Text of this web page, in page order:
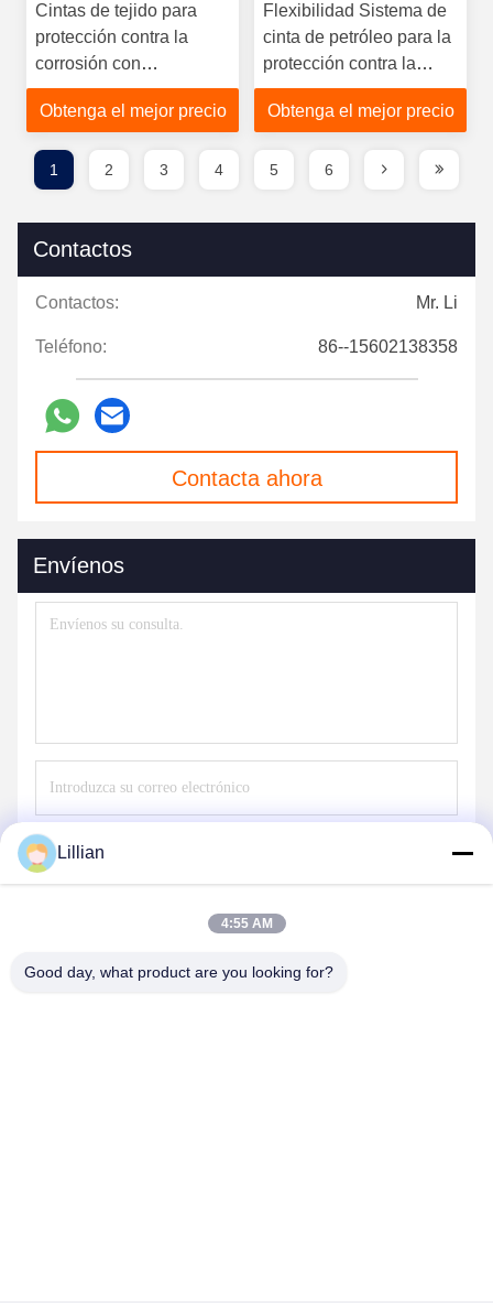
Cintas de tejido para
protección contra la
corrosión con
elongación del 10% y
resistencia a 85 °C
Obtenga el mejor precio
Flexibilidad Sistema de
cinta de petróleo para la
protección contra la
corrosión de tuberías de
acero de gas y agua
Obtenga el mejor precio
1 2 3 4 5 6
Contactos
Contactos: Mr. Li
Teléfono: 86--15602138358
Contacta ahora
Envíenos
Lillian
4:55 AM
Good day, what product are you looking for?